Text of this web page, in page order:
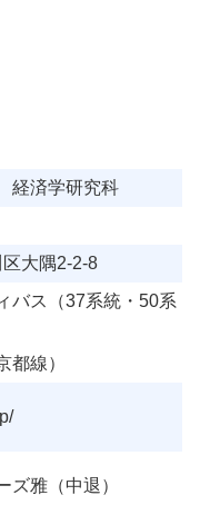
済学研究科
大隅2-2-8
バス（37系統・50系
都線）
ズ雅（中退）